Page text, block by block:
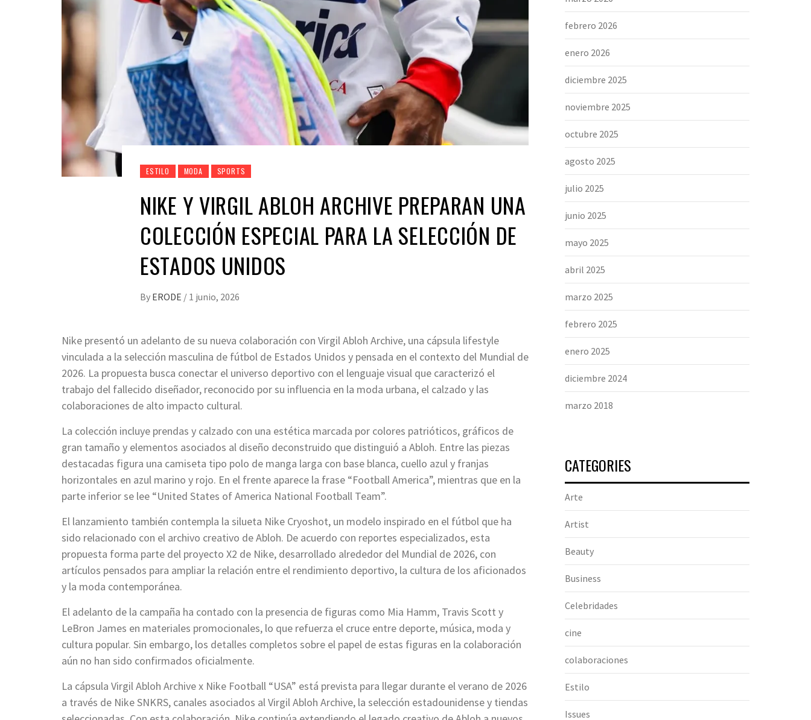
ESTILO MODA SPORTS
NIKE Y VIRGIL ABLOH ARCHIVE PREPARAN UNA
COLECCIÓN ESPECIAL PARA LA SELECCIÓN DE
ESTADOS UNIDOS
By ERODE / 1 junio, 2026
Nike presentó un adelanto de su nueva colaboración con Virgil Abloh Archive, una cápsula lifestyle
vinculada a la selección masculina de fútbol de Estados Unidos y pensada en el contexto del Mundial de
2026. La propuesta busca conectar el universo deportivo con el lenguaje visual que caracterizó el
trabajo del fallecido diseñador, reconocido por su influencia en la moda urbana, el calzado y las
colaboraciones de alto impacto cultural.
La colección incluye prendas y calzado con una estética marcada por colores patrióticos, gráficos de
gran tamaño y elementos asociados al diseño deconstruido que distinguió a Abloh. Entre las piezas
destacadas figura una camiseta tipo polo de manga larga con base blanca, cuello azul y franjas
horizontales en azul marino y rojo. En el frente aparece la frase “Football America”, mientras que en la
parte inferior se lee “United States of America National Football Team”.
El lanzamiento también contempla la silueta Nike Cryoshot, un modelo inspirado en el fútbol que ha
sido relacionado con el archivo creativo de Abloh. De acuerdo con reportes especializados, esta
propuesta forma parte del proyecto X2 de Nike, desarrollado alrededor del Mundial de 2026, con
artículos pensados para ampliar la relación entre el rendimiento deportivo, la cultura de los aficionados
y la moda contemporánea.
El adelanto de la campaña ha contado con la presencia de figuras como Mia Hamm, Travis Scott y
LeBron James en materiales promocionales, lo que refuerza el cruce entre deporte, música, moda y
cultura popular. Sin embargo, los detalles completos sobre el papel de estas figuras en la colaboración
aún no han sido confirmados oficialmente.
La cápsula Virgil Abloh Archive x Nike Football “USA” está prevista para llegar durante el verano de 2026
a través de Nike SNKRS, canales asociados al Virgil Abloh Archive, la selección estadounidense y tiendas
febrero 2026
enero 2026
diciembre 2025
noviembre 2025
octubre 2025
agosto 2025
julio 2025
junio 2025
mayo 2025
abril 2025
marzo 2025
febrero 2025
enero 2025
diciembre 2024
marzo 2018
CATEGORIES
Arte
Artist
Beauty
Business
Celebridades
cine
colaboraciones
Estilo
Issues